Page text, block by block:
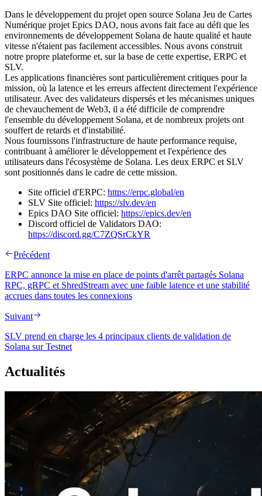
Dans le développement du projet open source Solana Jeu de Cartes
Numérique projet Epics DAO, nous avons fait face au défi que les
environnements de développement Solana de haute qualité et haute
vitesse n'étaient pas facilement accessibles. Nous avons construit
notre propre plateforme et, sur la base de cette expertise, ERPC et
SLV.
Les applications financières sont particulièrement critiques pour la
mission, où la latence et les erreurs affectent directement l'expérience
utilisateur. Avec des validateurs dispersés et les mécanismes uniques
de chevauchement de Web3, il a été difficile de comprendre
l'ensemble du développement Solana, et de nombreux projets ont
souffert de retards et d'instabilité.
Nous fournissons l'infrastructure de haute performance requise,
contribuant à améliorer le développement et l'expérience des
utilisateurs dans l'écosystème de Solana. Les deux ERPC et SLV
sont positionnés dans le cadre de cette mission.
Site officiel d'ERPC: https://erpc.global/en
SLV Site officiel: https://slv.dev/en
Epics DAO Site officiel: https://epics.dev/en
Discord officiel de Validators DAO:
https://discord.gg/C7ZQSrCkYR
Précédent
ERPC annonce la mise en place de points d'arrêt partagés Solana
RPC, gRPC et ShredStream avec une faible latence et une stabilité
accrues dans toutes les connexions
Suivant
SLV prend en charge les 4 principaux clients de validation de
Solana sur Testnet
Actualités